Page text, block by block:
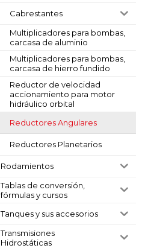
Cabrestantes
Multiplicadores para bombas,
carcasa de aluminio
Multiplicadores para bombas,
carcasa de hierro fundido
Reductor de velocidad
accionamiento para motor
hidráulico orbital
Reductores Angulares
Reductores Planetarios
Rodamientos
Tablas de conversión,
fórmulas y cursos
Tanques y sus accesorios
Transmisiones
Hidrostáticas